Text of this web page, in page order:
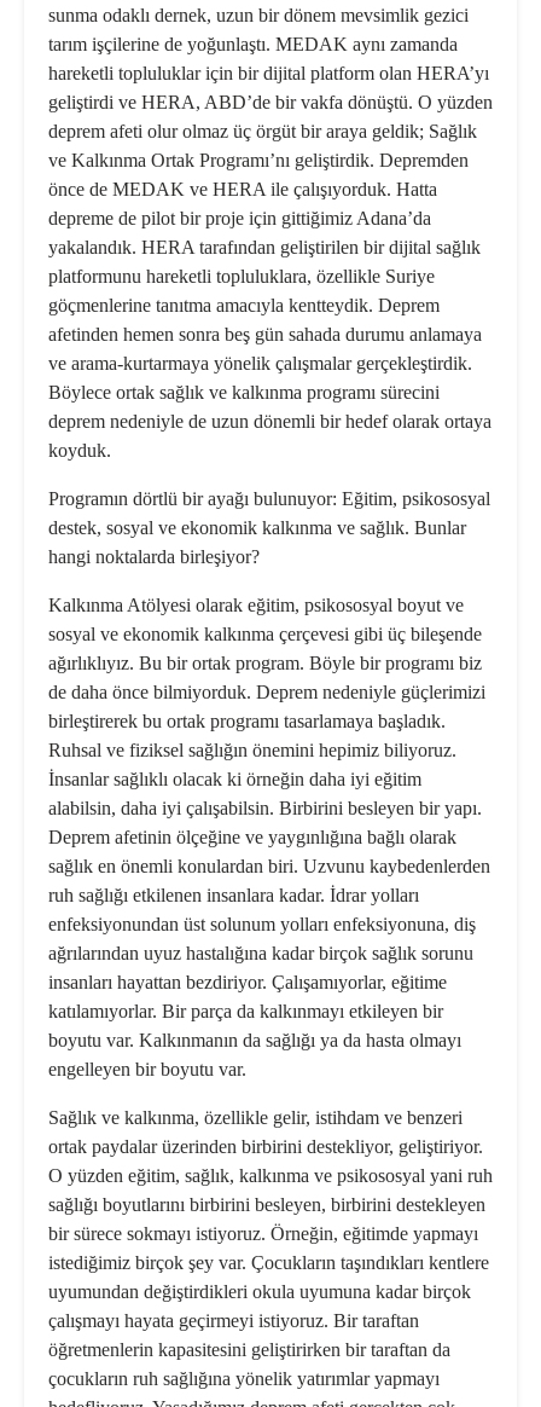
sunma odaklı dernek, uzun bir dönem mevsimlik gezici
tarım işçilerine de yoğunlaştı. MEDAK aynı zamanda
hareketli topluluklar için bir dijital platform olan HERA’yı
geliştirdi ve HERA, ABD’de bir vakfa dönüştü. O yüzden
deprem afeti olur olmaz üç örgüt bir araya geldik; Sağlık
ve Kalkınma Ortak Programı’nı geliştirdik. Depremden
önce de MEDAK ve HERA ile çalışıyorduk. Hatta
depreme de pilot bir proje için gittiğimiz Adana’da
yakalandık. HERA tarafından geliştirilen bir dijital sağlık
platformunu hareketli topluluklara, özellikle Suriye
göçmenlerine tanıtma amacıyla kentteydik. Deprem
afetinden hemen sonra beş gün sahada durumu anlamaya
ve arama-kurtarmaya yönelik çalışmalar gerçekleştirdik.
Böylece ortak sağlık ve kalkınma programı sürecini
deprem nedeniyle de uzun dönemli bir hedef olarak ortaya
koyduk.
Programın dörtlü bir ayağı bulunuyor: Eğitim, psikososyal
destek, sosyal ve ekonomik kalkınma ve sağlık. Bunlar
hangi noktalarda birleşiyor?
Kalkınma Atölyesi olarak eğitim, psikososyal boyut ve
sosyal ve ekonomik kalkınma çerçevesi gibi üç bileşende
ağırlıklıyız. Bu bir ortak program. Böyle bir programı biz
de daha önce bilmiyorduk. Deprem nedeniyle güçlerimizi
birleştirerek bu ortak programı tasarlamaya başladık.
Ruhsal ve fiziksel sağlığın önemini hepimiz biliyoruz.
İnsanlar sağlıklı olacak ki örneğin daha iyi eğitim
alabilsin, daha iyi çalışabilsin. Birbirini besleyen bir yapı.
Deprem afetinin ölçeğine ve yaygınlığına bağlı olarak
sağlık en önemli konulardan biri. Uzvunu kaybedenlerden
ruh sağlığı etkilenen insanlara kadar. İdrar yolları
enfeksiyonundan üst solunum yolları enfeksiyonuna, diş
ağrılarından uyuz hastalığına kadar birçok sağlık sorunu
insanları hayattan bezdiriyor. Çalışamıyorlar, eğitime
katılamıyorlar. Bir parça da kalkınmayı etkileyen bir
boyutu var. Kalkınmanın da sağlığı ya da hasta olmayı
engelleyen bir boyutu var.
Sağlık ve kalkınma, özellikle gelir, istihdam ve benzeri
ortak paydalar üzerinden birbirini destekliyor, geliştiriyor.
O yüzden eğitim, sağlık, kalkınma ve psikososyal yani ruh
sağlığı boyutlarını birbirini besleyen, birbirini destekleyen
bir sürece sokmayı istiyoruz. Örneğin, eğitimde yapmayı
istediğimiz birçok şey var. Çocukların taşındıkları kentlere
uyumundan değiştirdikleri okula uyumuna kadar birçok
çalışmayı hayata geçirmeyi istiyoruz. Bir taraftan
öğretmenlerin kapasitesini geliştirirken bir taraftan da
çocukların ruh sağlığına yönelik yatırımlar yapmayı